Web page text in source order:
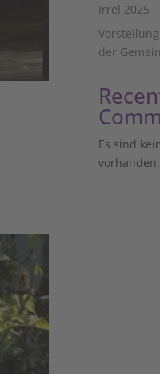
Irrel 2025
der
Es sind
vorhanden.